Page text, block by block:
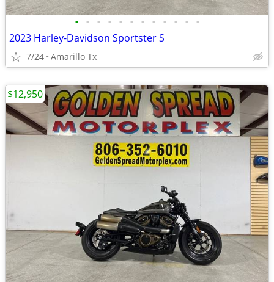
• • • • • • • • • • • •
2023 Harley-Davidson Sportster S
7/24 Amarillo Tx
$12,950